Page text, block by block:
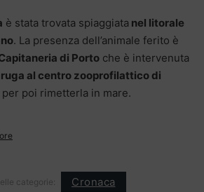
è stata trovata spiaggiata nel litorale
. La presenza dell’animale ferito è
di Porto che è intervenuta
al centro zooprofilattico di
per poi rimetterla in mare.
categorie: Cronaca